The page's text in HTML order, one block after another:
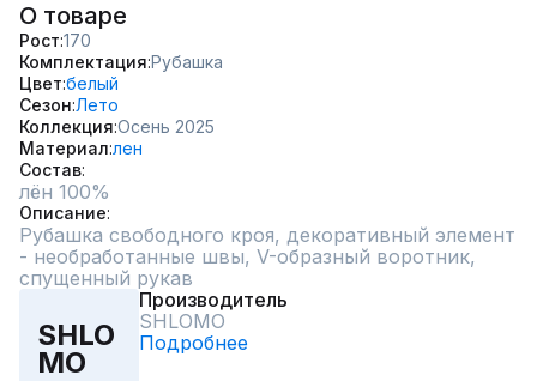
О товаре
Рост 170
Комплектация Рубашка
Цвет белый
Сезон Лето
Коллекция Осень 2025
Материал лен
Состав
лён 100%
Описание
Рубашка свободного кроя, декоративный элемент
- необработанные швы, V-образный воротник,
спущенный рукав
SHLO
MO
Производитель
SHLOMO
Подробнее